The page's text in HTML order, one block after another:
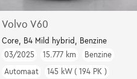
C
Volvo V60
Core, B4 Mild hybrid, Benzine
03/2025
15.777 km
Benzine
Automaat
145 kW ( 194 PK )